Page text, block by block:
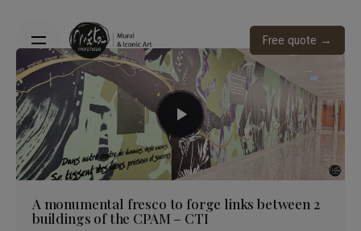
content
Free quote →
A monumental fresco to forge links between 2
buildings of the CPAM – CTI